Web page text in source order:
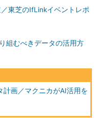
東芝のIfLinkイベントレポ
組むべきデータの活用方
計画／マクニカがAI活用を